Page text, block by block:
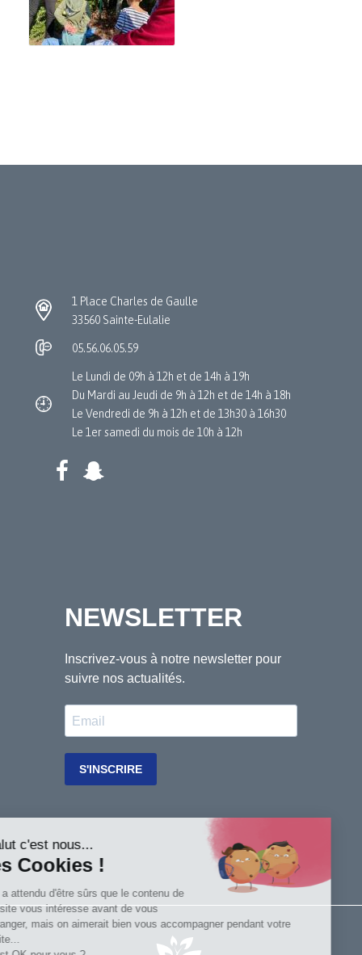
1 Place Charles de Gaulle
33560 Sainte-Eulalie
05.56.06.05.59
Le Lundi de 09h à 12h et de 14h à 19h
Du Mardi au Jeudi de 9h à 12h et de 14h à 18h
Le Vendredi de 9h à 12h et de 13h30 à 16h30
Le 1er samedi du mois de 10h à 12h